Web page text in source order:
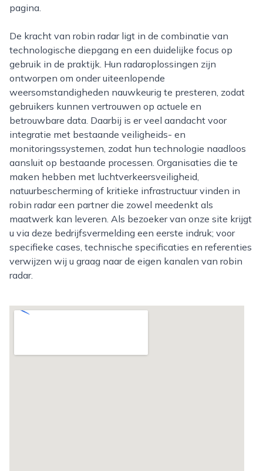
pagina.
De kracht van robin radar ligt in de combinatie van
technologische diepgang en een duidelijke focus op
gebruik in de praktijk. Hun radaroplossingen zijn
ontworpen om onder uiteenlopende
weersomstandigheden nauwkeurig te presteren, zodat
gebruikers kunnen vertrouwen op actuele en
betrouwbare data. Daarbij is er veel aandacht voor
integratie met bestaande veiligheids- en
monitoringssystemen, zodat hun technologie naadloos
aansluit op bestaande processen. Organisaties die te
maken hebben met luchtverkeersveiligheid,
natuurbescherming of kritieke infrastructuur vinden in
robin radar een partner die zowel meedenkt als
maatwerk kan leveren. Als bezoeker van onze site krijgt
u via deze bedrijfsvermelding een eerste indruk; voor
specifieke cases, technische specificaties en referenties
verwijzen wij u graag naar de eigen kanalen van robin
radar.